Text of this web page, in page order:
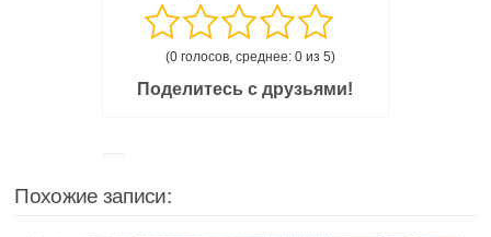
(0 голосов, среднее: 0 из 5)
Поделитесь с друзьями!
Похожие записи: